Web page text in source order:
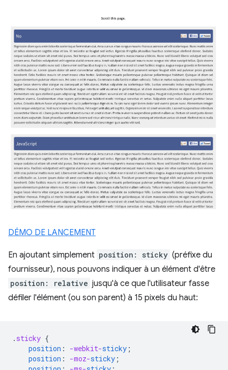
DÉMO DE LANCEMENT
En ajoutant simplement position: sticky (préfixe du
fournisseur), nous pouvons indiquer à un élément d'être
position: relative jusqu'à ce que l'utilisateur fasse
défiler l'élément (ou son parent) à 15 pixels du haut:
. sticky {
position : -webkit-sticky ;
position : -moz-sticky ;